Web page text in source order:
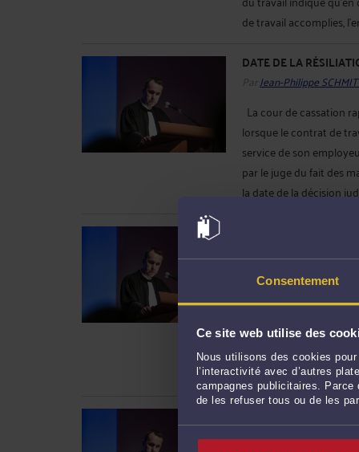
Consentement
Ce site web utilise des
Nous utilisons des cookies
l’interactivité avec d’autres
campagnes publicitaires.
de les refuser tous ou de les
de travail accomplies,
DATE DE LA
Par Jean-Philippe
La cour de cassation
lorsque le contrat de
service de son
par le juge du fait des
la date de la décision
ParJean-Philippe
travail prévoit que
(professionnel ou non)
l'emploi qu'il occupait ...